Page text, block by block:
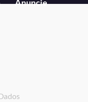
Anuncie